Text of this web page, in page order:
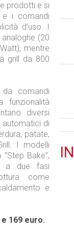
prodotti e si
e i comandi
d’uso. I
(20
mentre
grill da 800
comandi
funzionalità
diversi
automatici di
patate,
I modelli
Bake”,
a due fasi
come
e
169 euro.
IN